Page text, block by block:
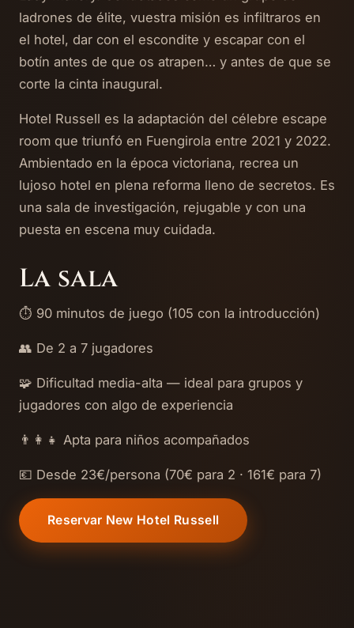
ladrones de élite, vuestra misión es infiltraros en
el hotel, dar con el escondite y escapar con el
botín antes de que os atrapen… y antes de que se
corte la cinta inaugural.
Hotel Russell es la adaptación del célebre escape
room que triunfó en Fuengirola entre 2021 y 2022.
Ambientado en la época victoriana, recrea un
lujoso hotel en plena reforma lleno de secretos. Es
una sala de investigación, rejugable y con una
puesta en escena muy cuidada.
La sala
⏱️ 90 minutos de juego (105 con la introducción)
👥 De 2 a 7 jugadores
🧩 Dificultad media-alta — ideal para grupos y
jugadores con algo de experiencia
👨‍👩‍👧 Apta para niños acompañados
💶 Desde 23€/persona (70€ para 2 · 161€ para 7)
Reservar New Hotel Russell